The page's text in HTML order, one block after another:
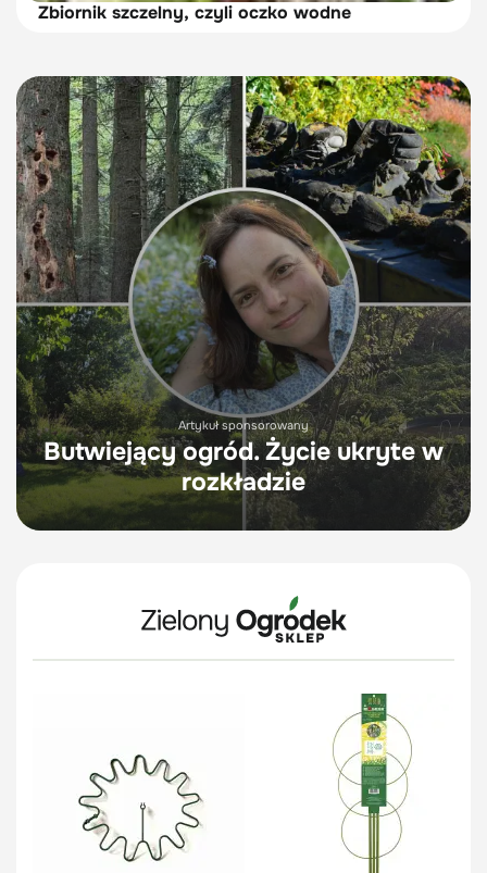
Zbiornik szczelny, czyli oczko wodne
Artykuł sponsorowany
Butwiejący ogród. Życie ukryte w
rozkładzie